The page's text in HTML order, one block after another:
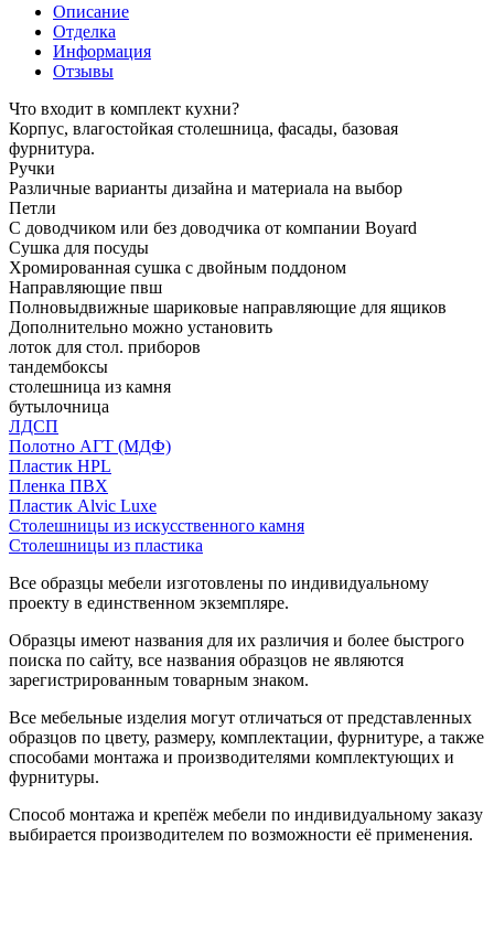
Описание
Отделка
Информация
Отзывы
Что входит в комплект кухни?
Корпус, влагостойкая столешница, фасады, базовая
фурнитура.
Ручки
Различные варианты дизайна и материала на выбор
Петли
С доводчиком или без доводчика от компании Boyard
Сушка для посуды
Хромированная сушка с двойным поддоном
Направляющие пвш
Полновыдвижные шариковые направляющие для ящиков
Дополнительно можно установить
лоток для стол. приборов
тандембоксы
столешница из камня
бутылочница
ЛДСП
Полотно АГТ (МДФ)
Пластик HPL
Пленка ПВХ
Пластик Alvic Luxe
Столешницы из искусственного камня
Столешницы из пластика
Все образцы мебели изготовлены по индивидуальному
проекту в единственном экземпляре.
Образцы имеют названия для их различия и более быстрого
поиска по сайту, все названия образцов не являются
зарегистрированным товарным знаком.
Все мебельные изделия могут отличаться от представленных
образцов по цвету, размеру, комплектации, фурнитуре, а также
способами монтажа и производителями комплектующих и
фурнитуры.
Способ монтажа и крепёж мебели по индивидуальному заказу
выбирается производителем по возможности её применения.